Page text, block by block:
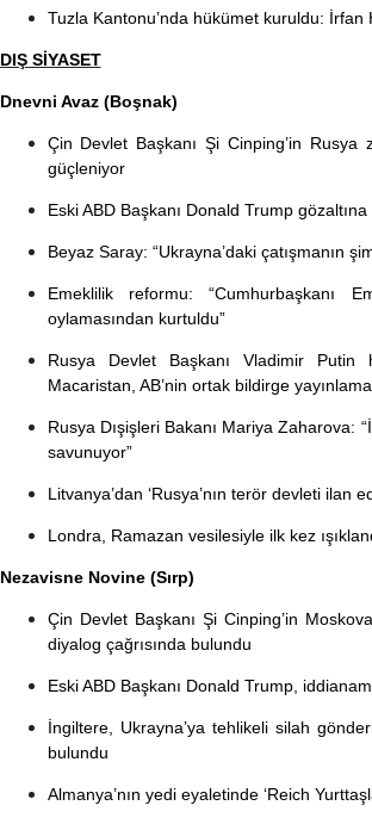
Tuzla Kantonu’nda hükümet kuruldu:
DIŞ SİYASET
Dnevni Avaz (Boşnak)
Çin Devlet Başkanı Şi Cinping’in
güçleniyor
Eski ABD Başkanı Donald Trump gözaltına
Beyaz Saray: “Ukrayna’daki çatışmanın
Emeklilik reformu: “Cumhurbaşkanı
oylamasından kurtuldu”
Rusya Devlet Başkanı Vladimir Putin
Macaristan, AB’nin ortak bildirge
Rusya Dışişleri Bakanı Mariya Zaharova:
savunuyor”
Litvanya’dan ‘Rusya’nın terör devleti ilan
Londra, Ramazan vesilesiyle ilk kez
Nezavisne Novine (Sırp)
Çin Devlet Başkanı Şi Cinping’in
diyalog çağrısında bulundu
Eski ABD Başkanı Donald Trump,
İngiltere, Ukrayna’ya tehlikeli silah
bulundu
Almanya’nın yedi eyaletinde ‘Reich